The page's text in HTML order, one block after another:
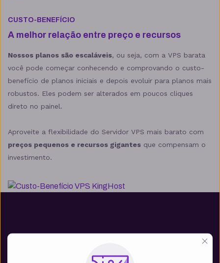
CUSTO-BENEFÍCIO
A melhor relação entre preço e recursos
Nossos planos são escaláveis, ou seja, com a VPS barata
você pode começar conhecendo e comprovando o custo-
benefício de planos iniciais e depois evoluir para planos mais
robustos. Eles podem ser alterados em poucos cliques
direto no painel.
Aproveite a flexibilidade do Servidor VPS mais barato com
preços pequenos e recursos gigantes que compensam o
investimento.
VPS atende diversos tipos